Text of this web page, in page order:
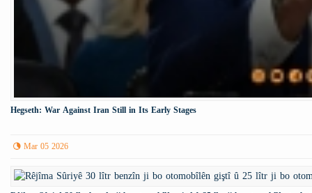
Hegseth: War Against Iran Still in Its Early Stages
Mar 05 2026